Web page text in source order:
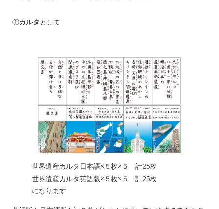
①カルタ として
世界遺産カルタ日本語×５枚×５ 計25枚
世界遺産カルタ英語版×５枚×５ 計25枚
になります